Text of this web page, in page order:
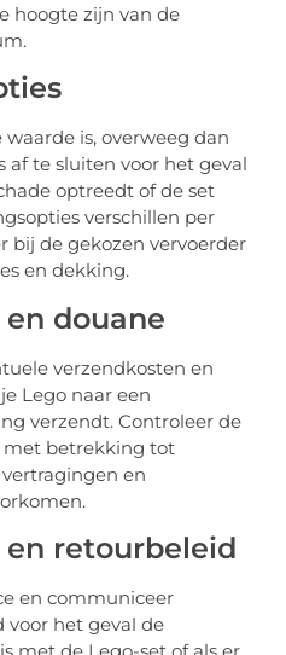
hoogte zijn van de
is, overweeg dan
af te sluiten voor het geval
optreedt of de set
verschillen per
bij de gekozen vervoerder
en dekking.
douane
verzendkosten en
Lego naar een
verzendt. Controleer de
met betrekking tot
en
retourbeleid
en communiceer
het geval de